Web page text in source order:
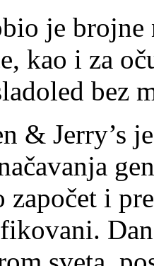
je brojne
kao i za
bez
& Jerry’s
započet i